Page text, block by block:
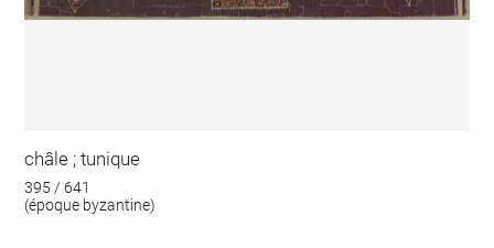
châle ; tunique
395 / 641
(époque byzantine)